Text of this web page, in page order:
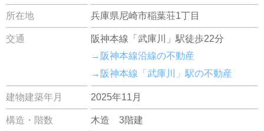
所在地 兵庫県尼崎市稲葉荘1丁目
交通
阪神本線「武庫川」駅徒歩22分
→阪神本線沿線の不動産
→阪神本線「武庫川」駅の不動産
建物建築年月 2025年11月
構造・階数 木造 3階建